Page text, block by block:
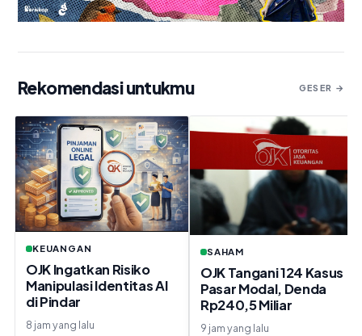
Rekomendasi untukmu GESER →
KEUANGAN
OJK Ingatkan Risiko
Manipulasi Identitas AI
di Pindar
8 jam yang lalu
SAHAM
OJK Tangani 124 Kasus
Pasar Modal, Denda
Rp240,5 Miliar
9 jam yang lalu